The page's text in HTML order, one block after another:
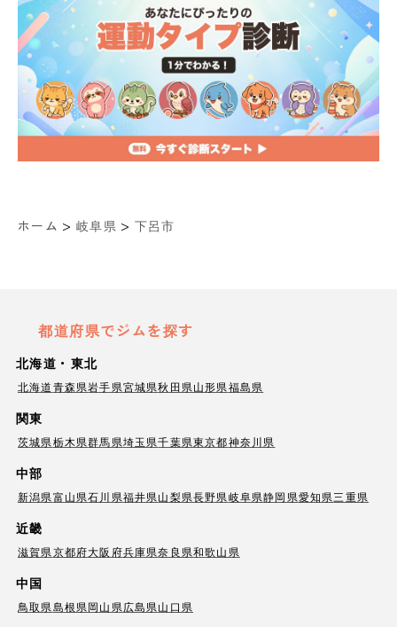
ホーム > 岐阜県 > 下呂市
都道府県でジムを探す
北海道・東北
北海道青森県岩手県宮城県秋田県山形県福島県
関東
茨城県栃木県群馬県埼玉県千葉県東京都神奈川県
中部
新潟県富山県石川県福井県山梨県長野県岐阜県静岡県愛知県三重県
近畿
滋賀県京都府大阪府兵庫県奈良県和歌山県
中国
鳥取県島根県岡山県広島県山口県